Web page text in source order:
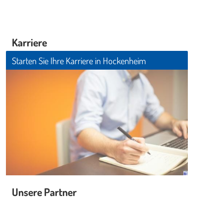
Karriere
Starten Sie Ihre Karriere in Hockenheim
Unsere Partner